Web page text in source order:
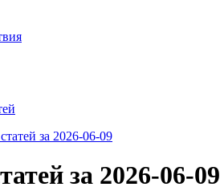
за 2026-06-09
за 2026-06-09